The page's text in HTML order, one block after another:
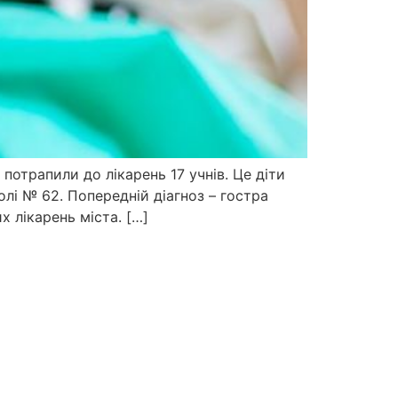
до лікарень 17 учнів. Це діти
№ 62. Попередній діагноз – гостра
лікарень міста. […]